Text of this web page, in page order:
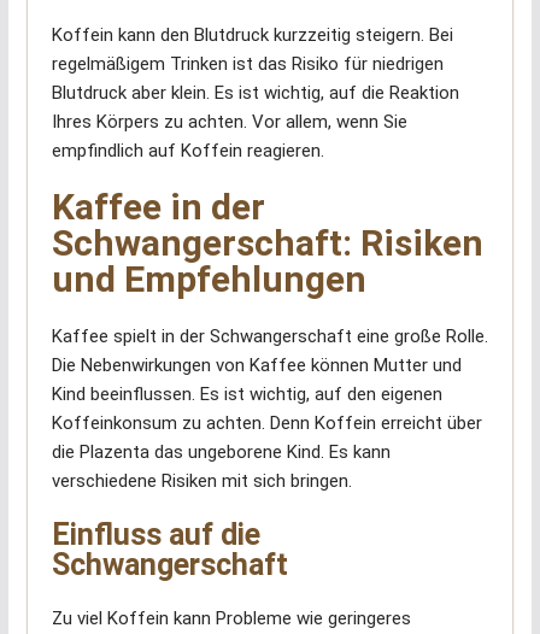
Koffein kann den Blutdruck kurzzeitig steigern. Bei
regelmäßigem Trinken ist das Risiko für niedrigen
Blutdruck aber klein. Es ist wichtig, auf die Reaktion
Ihres Körpers zu achten. Vor allem, wenn Sie
empfindlich auf Koffein reagieren.
Kaffee in der
Schwangerschaft: Risiken
und Empfehlungen
Kaffee spielt in der Schwangerschaft eine große Rolle.
Die Nebenwirkungen von Kaffee können Mutter und
Kind beeinflussen. Es ist wichtig, auf den eigenen
Koffeinkonsum zu achten. Denn Koffein erreicht über
die Plazenta das ungeborene Kind. Es kann
verschiedene Risiken mit sich bringen.
Einfluss auf die
Schwangerschaft
Zu viel Koffein kann Probleme wie geringeres